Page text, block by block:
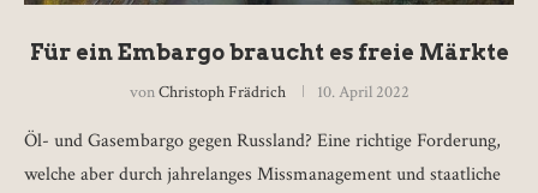
Für ein Embargo braucht es freie Märkte
vonChristoph Frädrich 10. April 2022
Öl- und Gasembargo gegen Russland? Eine richtige Forderung,
welche aber durch jahrelanges Missmanagement und staatliche